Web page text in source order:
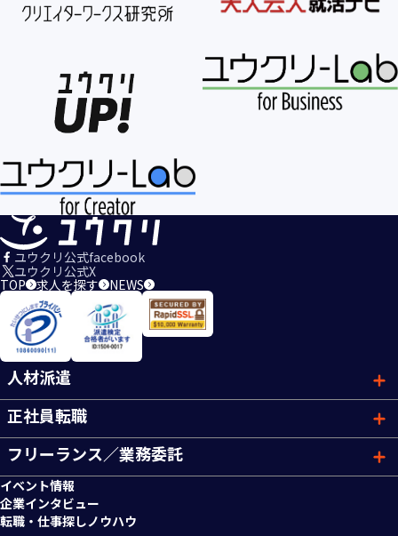
ユウクリ公式facebook
ユウクリ公式X
TOP 求人を探す NEWS
人材派遣
正社員転職
フリーランス／業務委託
イベント情報
企業インタビュー
転職・仕事探しノウハウ